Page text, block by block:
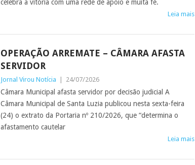
celebra a vitória com uma rede de apoio e muita fé.
Leia mais
OPERAÇÃO ARREMATE – CÂMARA AFASTA
SERVIDOR
Jornal Virou Notícia 24/07/2026
Câmara Municipal afasta servidor por decisão judicial A
Câmara Municipal de Santa Luzia publicou nesta sexta-feira
(24) o extrato da Portaria nº 210/2026, que “determina o
afastamento cautelar
Leia mais